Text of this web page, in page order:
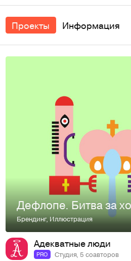
Проекты Информация
Брендинг,Иллюстрация
Адекватные люди
PRO Студия, 5 соавторов